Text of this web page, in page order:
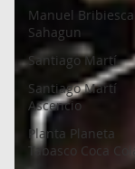
Manuel Bribiesca
Sahagun
Santiago Martí
Santiago Martí
Ascencio
Planta Planeta
Tabasco Coca